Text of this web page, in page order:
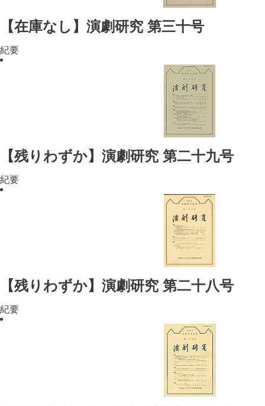
【在庫なし】演劇研究 第三十号
紀要
【残りわずか】演劇研究 第二十九号
紀要
【残りわずか】演劇研究 第二十八号
紀要